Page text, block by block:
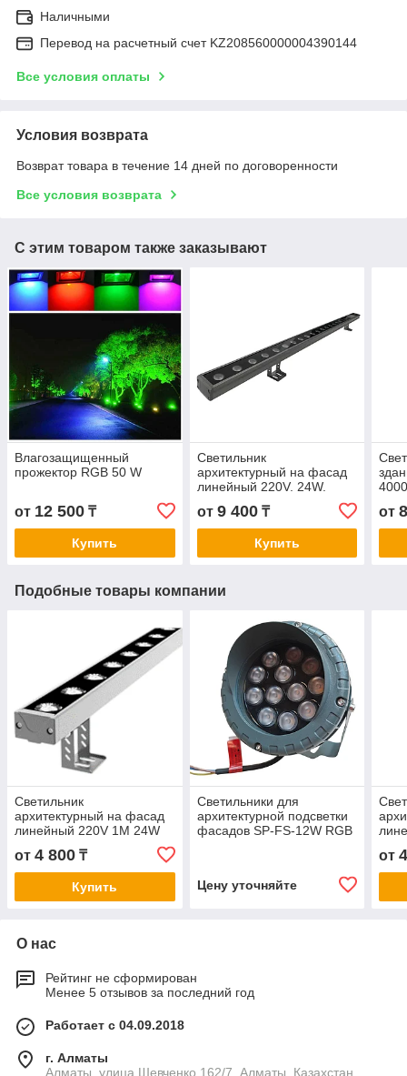
Наличными
Перевод на расчетный счет KZ208560000004390144
Все условия оплаты
Условия возврата
Возврат товара в течение 14 дней по договоренности
Все условия возврата
С этим товаром также заказывают
Влагозащищенный
прожектор RGB 50 W
от 12 500 ₸
Купить
Светильник
архитектурный на фасад
линейный 220V. 24W.
3000К, 4000К, 6500К
от 9 400₸
Купить
от
Подобные товары компании
Светильник
архитектурный на фасад
линейный 220V 1M 24W
от 4 800 ₸
Купить
Светильники для
архитектурной подсветки
фасадов SP-FS-12W RGB
Цену уточняйте
от
О нас
Рейтинг не сформирован
Менее 5 отзывов за последний год
Работает с 04.09.2018
г. Алматы
Алматы. улица Шевченко 162/7, Алматы, Казахстан